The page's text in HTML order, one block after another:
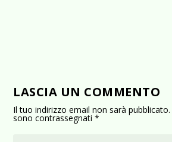
LASCIA UN COMMENTO
Il tuo indirizzo email non sarà pubblicato.
sono contrassegnati*